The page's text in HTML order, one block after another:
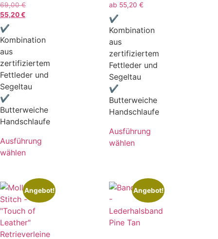
69,00€
55,20€
✔
Kombination
aus
zertifiziertem
Fettleder und
Segeltau
✔
Butterweiche
Handschlaufe
Ausführung
wählen
ab 55,20 €
✔
Kombination
aus
zertifiziertem
Fettleder und
Segeltau
✔
Butterweiche
Handschlaufe
Ausführung
wählen
Angebot! Angebot!